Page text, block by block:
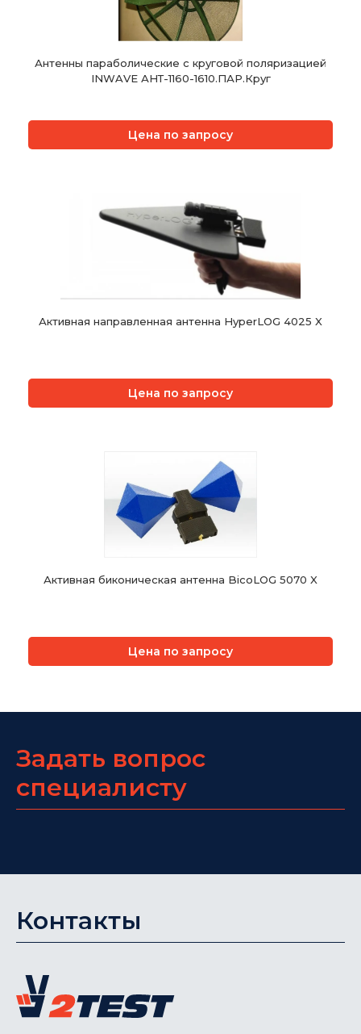
Антенны параболические с круговой поляризацией
INWAVE АНТ-1160-1610.ПАР.Круг
Цена по запросу
Активная направленная антенна HyperLOG 4025 X
Цена по запросу
Активная биконическая антенна BicoLOG 5070 X
Цена по запросу
Задать вопрос
специалисту
Контакты